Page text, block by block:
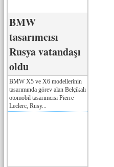
BMW
tasarımcısı
Rusya vatandaşı
oldu
BMW X5 ve X6 modellerinin
tasarımında görev alan Belçikalı
otomobil tasarımcısı Pierre
Leclerc, Rusy...